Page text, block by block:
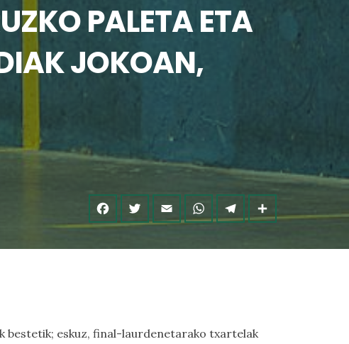
PALETA ETA
JOKOAN,
bestetik; eskuz, final-laurdenetarako txartelak